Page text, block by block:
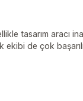
tasarım aracı
ekibi de çok